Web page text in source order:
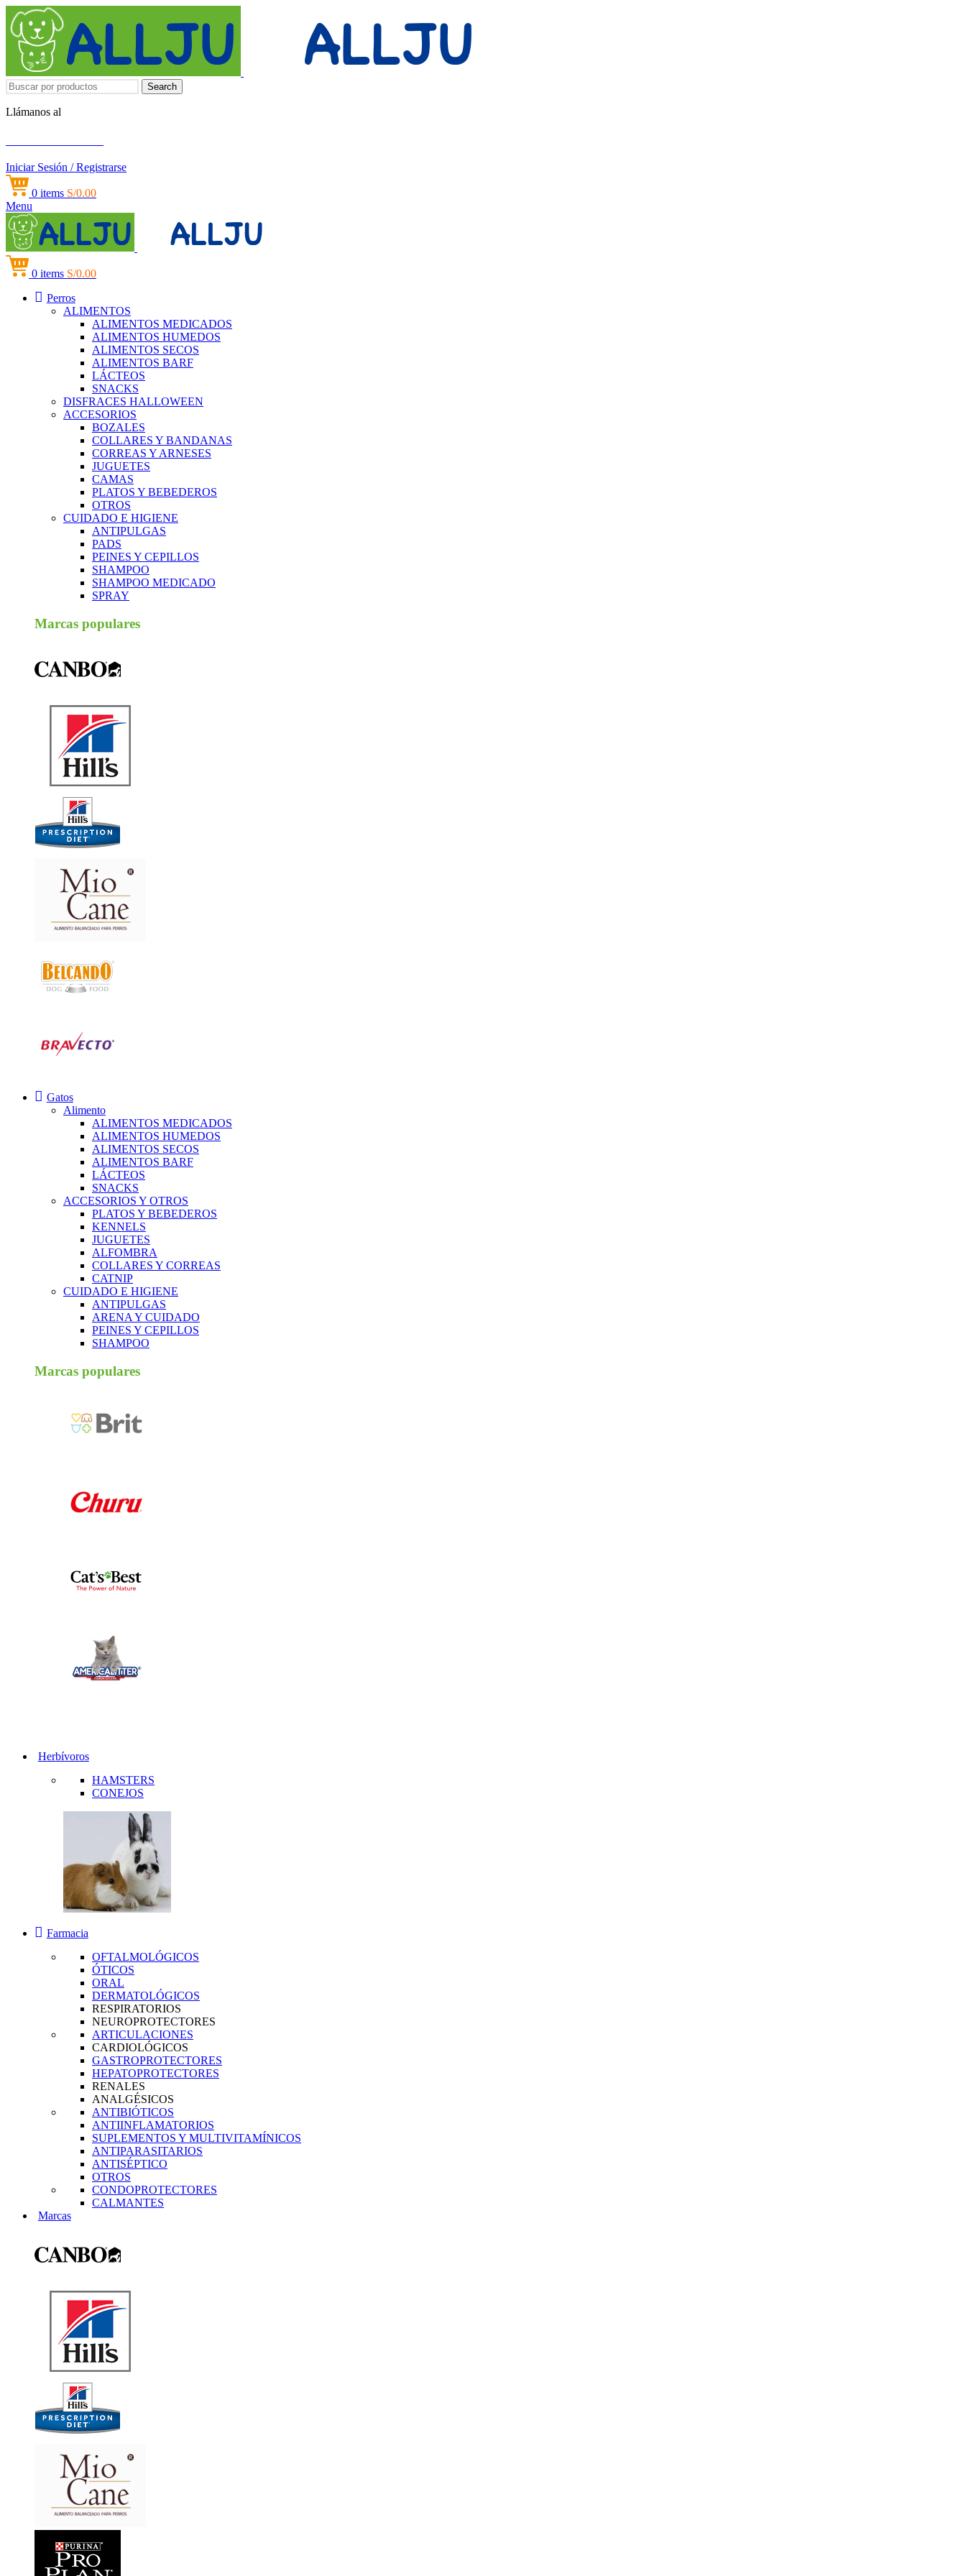
Search
Llámanos al
Iniciar Sesión / Registrarse
0 items S/0.00
Menu
0 items S/0.00
Perros
ALIMENTOS
ALIMENTOS MEDICADOS
ALIMENTOS HUMEDOS
ALIMENTOS SECOS
ALIMENTOS BARF
LÁCTEOS
SNACKS
DISFRACES HALLOWEEN
ACCESORIOS
BOZALES
COLLARES Y BANDANAS
CORREAS Y ARNESES
JUGUETES
CAMAS
PLATOS Y BEBEDEROS
OTROS
CUIDADO E HIGIENE
ANTIPULGAS
PADS
PEINES Y CEPILLOS
SHAMPOO
SHAMPOO MEDICADO
SPRAY
Marcas populares
Gatos
Alimento
ALIMENTOS MEDICADOS
ALIMENTOS HUMEDOS
ALIMENTOS SECOS
ALIMENTOS BARF
LÁCTEOS
SNACKS
ACCESORIOS Y OTROS
PLATOS Y BEBEDEROS
KENNELS
JUGUETES
ALFOMBRA
COLLARES Y CORREAS
CATNIP
CUIDADO E HIGIENE
ANTIPULGAS
ARENA Y CUIDADO
PEINES Y CEPILLOS
SHAMPOO
Marcas populares
Herbívoros
HAMSTERS
CONEJOS
Farmacia
OFTALMOLÓGICOS
ÓTICOS
ORAL
DERMATOLÓGICOS
RESPIRATORIOS
NEUROPROTECTORES
ARTICULACIONES
CARDIOLÓGICOS
GASTROPROTECTORES
HEPATOPROTECTORES
RENALES
ANALGÉSICOS
ANTIBIÓTICOS
ANTIINFLAMATORIOS
SUPLEMENTOS Y MULTIVITAMÍNICOS
ANTIPARASITARIOS
ANTISÉPTICO
OTROS
CONDOPROTECTORES
CALMANTES
Marcas